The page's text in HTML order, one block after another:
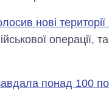
нові
операції,
понад 100